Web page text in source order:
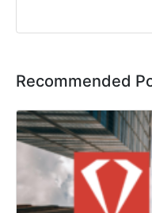
Recommended